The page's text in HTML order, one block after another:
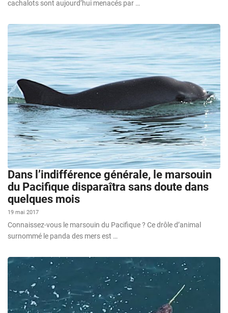
cachalots sont aujourd’hui menacés par …
Dans l’indifférence générale, le marsouin
du Pacifique disparaîtra sans doute dans
quelques mois
19 mai 2017
Connaissez-vous le marsouin du Pacifique ? Ce drôle d’animal
surnommé le panda des mers est …